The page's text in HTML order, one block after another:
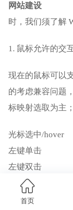
网站建设
时，我们须了解
1. 鼠标允许的交
现在的鼠标可以
的考虑兼容问题
标映射选取为主；
光标选中/hover
左键单击
左键双击
左键连击
左键长按
首页